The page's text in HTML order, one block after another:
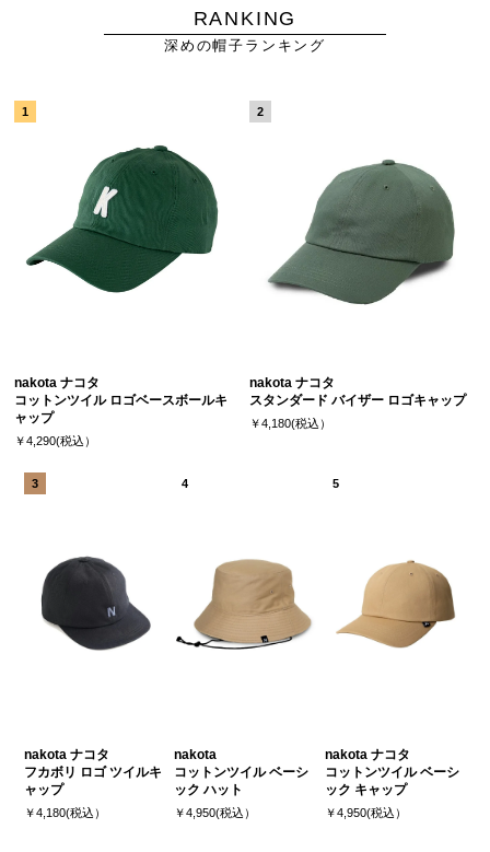
RANKING
深めの帽子ランキング
nakota ナコタ
コットンツイル ロゴベースボールキ
ャップ
￥4,290(税込）
nakota ナコタ
スタンダード バイザー ロゴキャップ
￥4,180(税込）
nakota ナコタ
フカボリ ロゴ ツイルキ
ャップ
￥4,180(税込）
nakota
コットンツイル ベーシ
ック ハット
￥4,950(税込）
nakota ナコタ
コットンツイル ベーシ
ック キャップ
￥4,950(税込）